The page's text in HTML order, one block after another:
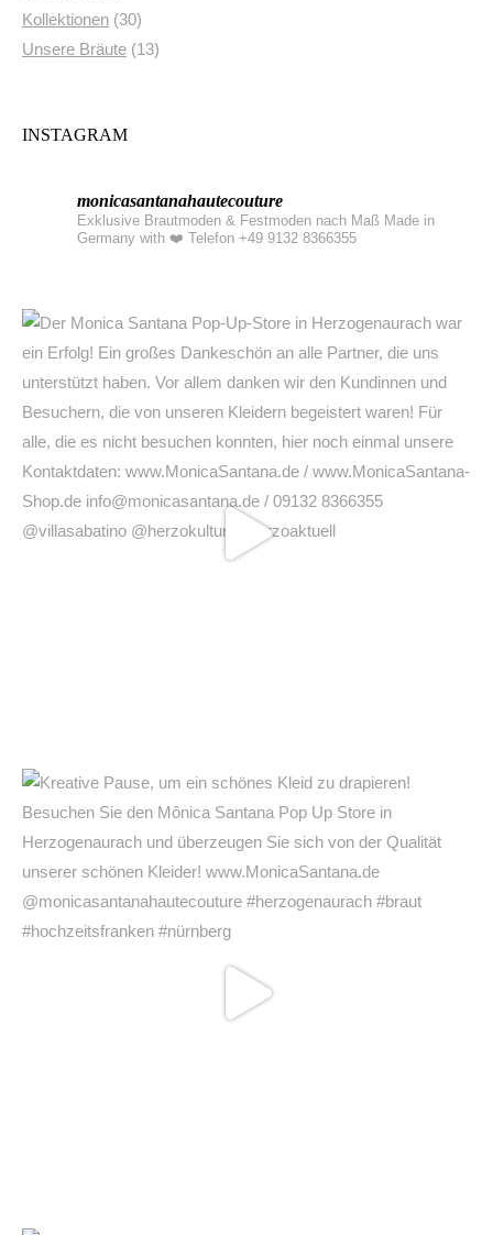
Kollektionen (30)
Unsere Bräute (13)
INSTAGRAM
monicasantanahautecouture
Exklusive Brautmoden & Festmoden nach Maß Made in
Germany with ❤️ Telefon +49 9132 8366355